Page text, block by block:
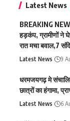
Latest News
BREAKING
हड़कंप, ग्रामीणों ने
रात मचा बवाल,7
Latest News 9
धरमजयगढ़ मे
छात्रों का हंगामा,
Latest News 6